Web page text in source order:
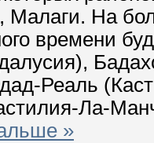
Малаги. На
времени
Реаль
Ла-
»